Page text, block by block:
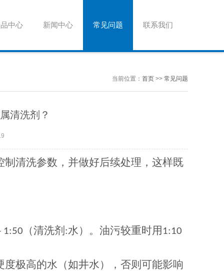
中心 新闻中心 常见问题 联系我们
当前位置： 首页 >> 常见问题
清洗剂？
制清洗参数，并做好后续处理，这样既
1:50 （清洗剂 :水）。油污较重时用 1:10
极高的水（如井水），否则可能影响